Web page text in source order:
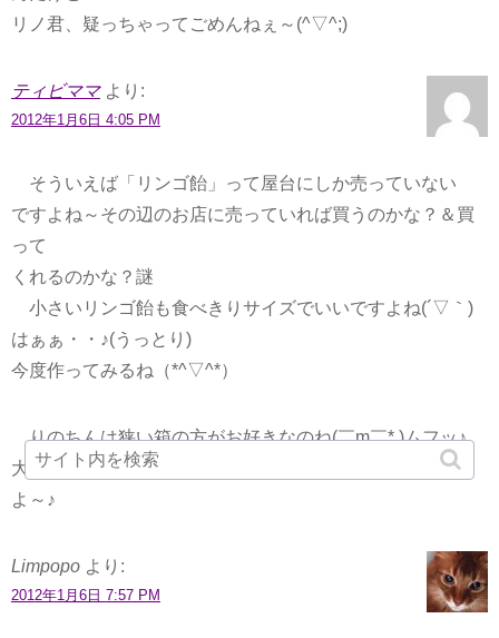
リノ君、疑っちゃってごめんねぇ～(^▽^;)
ティビママ より:
2012年1月6日 4:05 PM
そういえば「リンゴ飴」って屋台にしか売っていない
ですよね～その辺のお店に売っていれば買うのかな？＆買
って
くれるのかな？謎
小さいリンゴ飴も食べきりサイズでいいですよね(´▽｀)
はぁぁ・・♪(うっとり)
今度作ってみるね（*^▽^*）
りのちんは狭い箱の方がお好きなのね(￣m￣* )ムフッ♪
大丈夫サンタさんには(*￣ ￣)b｛ ひ・み・つ♪ )にしておく
よ～♪
Limpopo より:
2012年1月6日 7:57 PM